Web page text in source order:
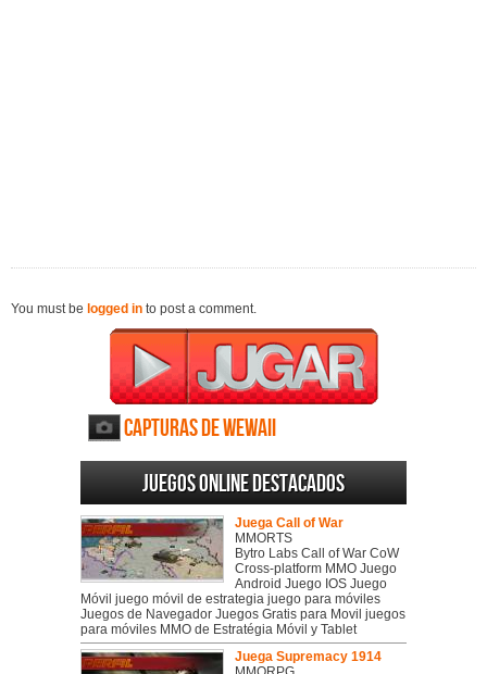
You must be logged in to post a comment.
Capturas de Wewaii
Juegos online destacados
Juega Call of War
MMORTS
Bytro Labs Call of War CoW
Cross-platform MMO Juego
Android Juego IOS Juego
Móvil juego móvil de estrategia juego para móviles
Juegos de Navegador Juegos Gratis para Movil juegos
para móviles MMO de Estratégia Móvil y Tablet
Juega Supremacy 1914